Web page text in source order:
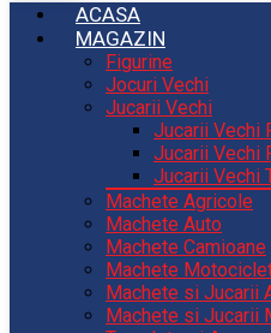
ACASA
MAGAZIN
Figurine
Jocuri Vechi
Jucarii Vechi
Jucarii Vechi
Jucarii Vechi
Jucarii Vechi
Machete Agricole
Machete Auto
Machete Camioane
Machete
Machete si Jucarii
Machete si Jucarii